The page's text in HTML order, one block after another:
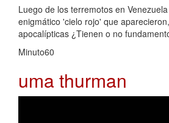
Luego de los terremotos en
enigmático 'cielo rojo' que
apocalípticas ¿Tienen o no
Minuto60
uma thurman